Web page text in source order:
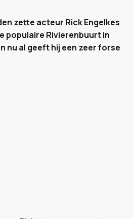
zette acteur Rick Engelkes
populaire Rivierenbuurt in
nu al geeft hij een zeer forse